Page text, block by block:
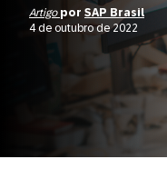
Artigo por SAP Brasil
4 de outubro de 2022